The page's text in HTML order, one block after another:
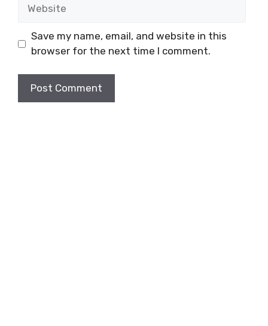
Save my name, email, and website in this
browser for the next time I comment.